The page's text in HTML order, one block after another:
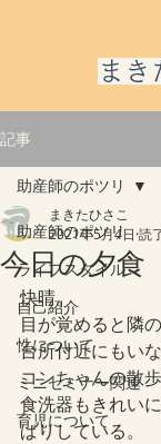
まき
記事
助産師のポツリ
ライフスタイル
自己紹介
性について
ミニセミナー関連
育児について
助産師のポツリ
今日の夕食
まきたひさこ
2021年5月4日 読
快晴。
目が覚めると隣
台所付近にもいな
コンちゃんの散
食洗器もきれい
ぱりしている。